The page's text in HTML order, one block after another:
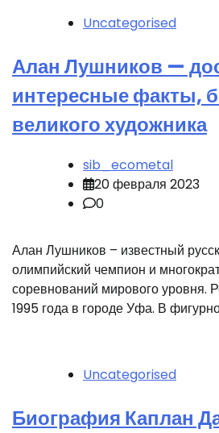
Uncategorised
Алан Лушников —
интересные факты,
великого художника
sib_ecometal
20 февраля 2023
0
Алан Лушников – известный
олимпийский чемпион и
соревнований мирового уровня.
1995 года в городе Уфа. В
Uncategorised
Биография Каплан